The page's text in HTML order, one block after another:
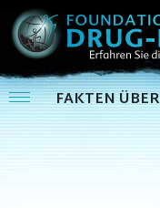
FAKTEN